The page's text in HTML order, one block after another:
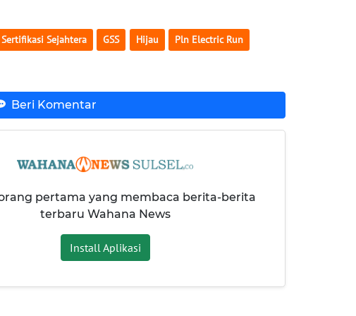
Sejahtera GSS Hijau Pln Electric Run
Beri Komentar
pertama yang membaca berita-berita
terbaru Wahana News
Install Aplikasi